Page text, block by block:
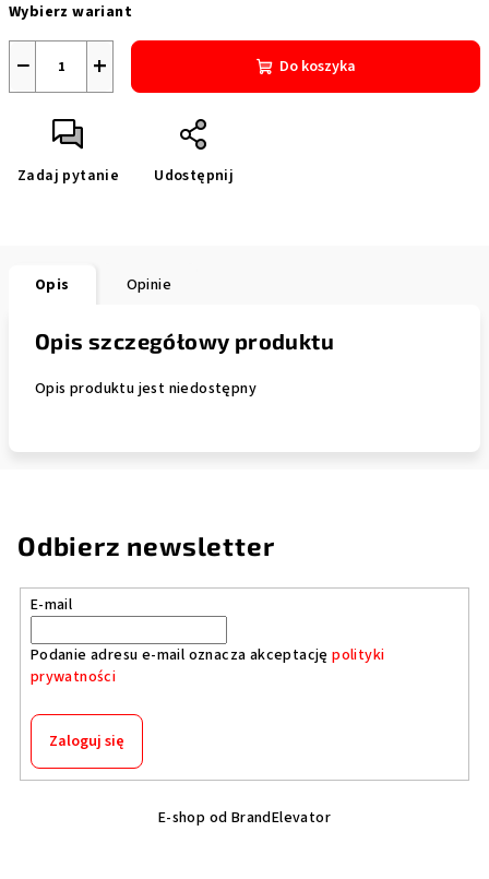
jednostkowa:
Wybierz wariant
+
− Do koszyka
Zadaj pytanie Udostępnij
Opis Opinie
Opis szczegółowy produktu
Opis produktu jest niedostępny
Odbierz newsletter
E-mail
Podanie adresu e-mail oznacza akceptacjępolityki
prywatności
Zaloguj się
E-shop od BrandElevator